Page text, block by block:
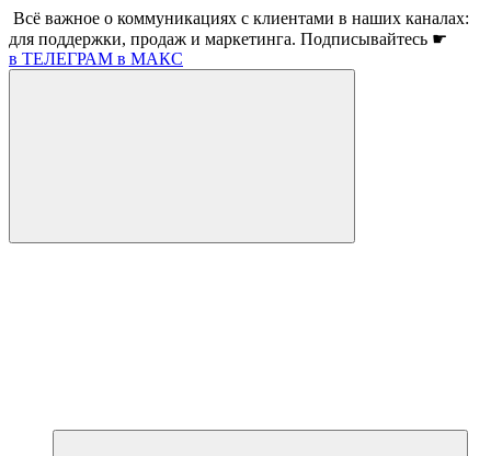
Всё важное о коммуникациях с клиентами в наших каналах:
для поддержки, продаж и маркетинга. Подписывайтесь ☛
в ТЕЛЕГРАМ в МАКС